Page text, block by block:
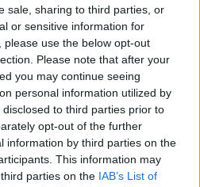
sale, sharing to third parties, or
or sensitive information for
use the below opt-out
Please note that after your
you may continue seeing
personal information utilized by
to third parties prior to
opt-out of the further
information by third parties on the
This information may
parties on the IAB’s List of